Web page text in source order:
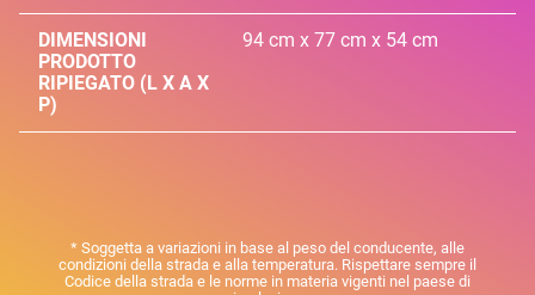
DIMENSIONI
PRODOTTO
RIPIEGATO (L X A X
P)
94 cm x 77 cm x 54 cm
* Soggetta a variazioni in base al peso del conducente, alle
condizioni della strada e alla temperatura. Rispettare sempre il
Codice della strada e le norme in materia vigenti nel paese di